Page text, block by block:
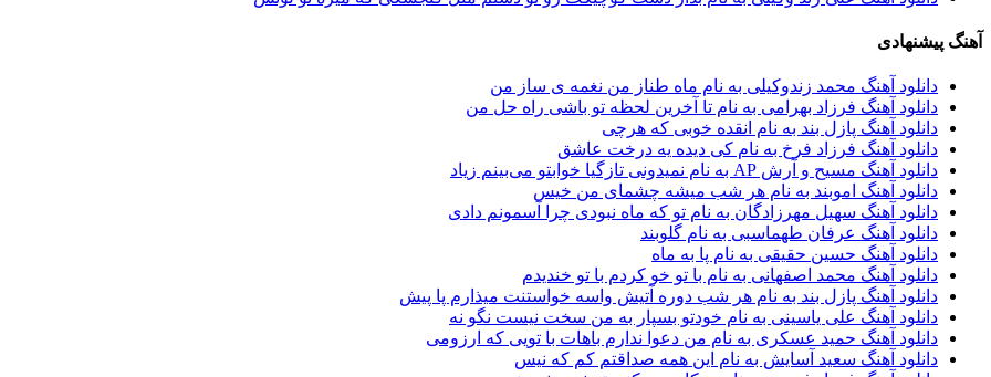
آهنگ پیشنهادی
دانلود آهنگ محمد زندوکیلی به نام ماه طناز من نغمه ی ساز من
دانلود آهنگ فرزاد بهرامی به نام تا آخرین لحظه تو باشی راه حل من
دانلود آهنگ پازل بند به نام انقده خوبی که هرچی
دانلود آهنگ فرزاد فرخ به نام کی دیده یه درخت عاشق
دانلود آهنگ مسیح و آرش AP به نام نمیدونی تازگیا خوابتو می‌بینم زیاد
دانلود آهنگ اموبند به نام هر شب میشه چشمای من خیس
دانلود آهنگ سهیل مهرزادگان به نام تو که ماه نبودی چرا آسمونم دادی
دانلود آهنگ عرفان طهماسبی به نام گلوبند
دانلود آهنگ حسین حقیقی به نام پا به ماه
دانلود آهنگ محمد اصفهانی به نام با تو خو کردم با تو خندیدم
دانلود آهنگ پازل بند به نام هر شب دوره آتیش واسه خواستنت میذارم پا پیش
دانلود آهنگ علی یاسینی به نام خودتو بسپار به من سخت نیست نگو نه
دانلود آهنگ حمید عسکری به نام من دعوا ندارم باهات با تویی که ارزومی
دانلود آهنگ سعید آسایش به نام این همه صداقتم کم که نیس